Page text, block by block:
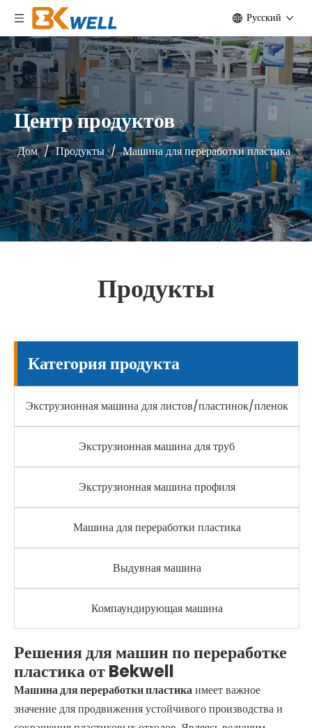
Pусский
Центр продуктов
Дом / Продукты / Машина для переработки пластика
Продукты
Категория продукта
Экструзионная машина для листов/пластинок/пленок
Экструзионная машина для труб
Экструзионная машина профиля
Машина для переработки пластика
Выдувная машина
Компаундирующая машина
Решения для машин по переработке
пластика от Bekwell
Машина для переработки пластикаимеет важное
значение для продвижения устойчивого производства и